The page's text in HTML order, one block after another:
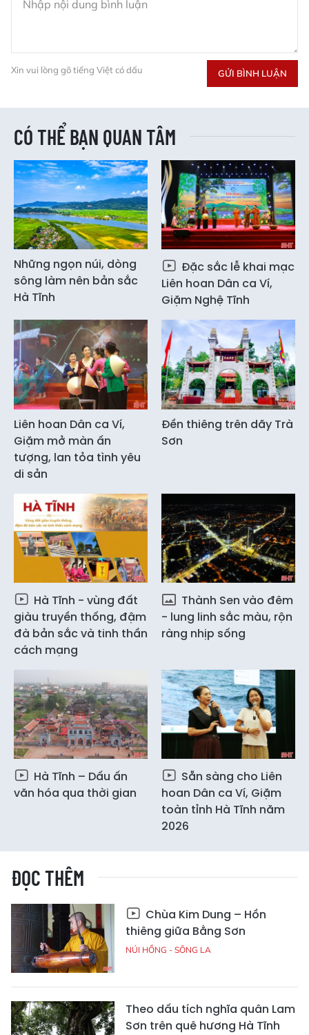
Xin vui lòng gõ tiếng Việt có dấu GỬI BÌNH LUẬN
CÓ THỂ BẠN QUAN TÂM
Những ngọn núi, dòng
sông làm nên bản sắc
Hà Tĩnh
Đặc sắc lễ khai mạc
Liên hoan Dân ca Ví,
Giặm Nghệ Tĩnh
Liên hoan Dân ca Ví,
Giặm mở màn ấn
tượng, lan tỏa tình yêu
di sản
Đền thiêng trên dãy Trà
Sơn
Hà Tĩnh - vùng đất
giàu truyền thống, đậm
đà bản sắc và tinh thần
cách mạng
Thành Sen vào đêm
- lung linh sắc màu, rộn
ràng nhịp sống
Hà Tĩnh – Dấu ấn
văn hóa qua thời gian
Sẵn sàng cho Liên
hoan Dân ca Ví, Giặm
toàn tỉnh Hà Tĩnh năm
2026
ĐỌC THÊM
Chùa Kim Dung – Hồn
thiêng giữa Bằng Sơn
NÚI HỒNG - SÔNG LA
Theo dấu tích nghĩa quân Lam
Sơn trên quê hương Hà Tĩnh